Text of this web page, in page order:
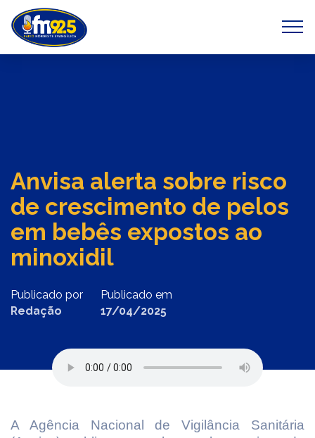
Previous Next
Anvisa alerta sobre risco
de crescimento de pelos
em bebês expostos ao
minoxidil
Publicado por
Redação
Publicado em
17/04/2025
A Agência Nacional de Vigilância Sanitária